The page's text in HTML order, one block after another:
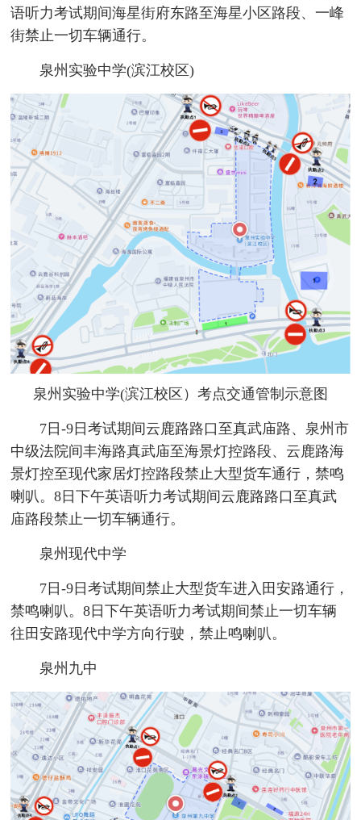
语听力考试期间海星街府东路至海星小区路段、一峰
街禁止一切车辆通行。
泉州实验中学(滨江校区)
泉州实验中学(滨江校区）考点交通管制示意图
7日-9日考试期间云鹿路路口至真武庙路、泉州市
中级法院间丰海路真武庙至海景灯控路段、云鹿路海
景灯控至现代家居灯控路段禁止大型货车通行，禁鸣
喇叭。8日下午英语听力考试期间云鹿路路口至真武
庙路段禁止一切车辆通行。
泉州现代中学
7日-9日考试期间禁止大型货车进入田安路通行，
禁鸣喇叭。8日下午英语听力考试期间禁止一切车辆
往田安路现代中学方向行驶，禁止鸣喇叭。
泉州九中